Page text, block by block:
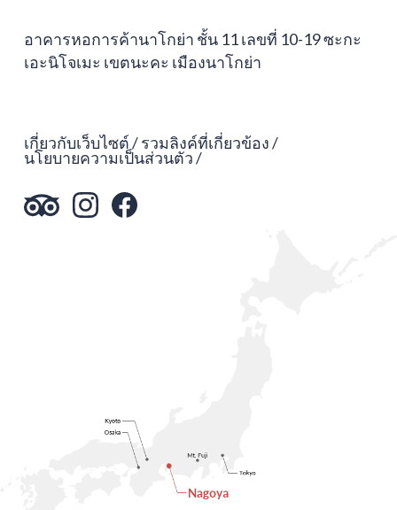
อาคารหอการค้านาโกย่า ชั้น 11 เลขที่ 10-19 ซะกะ
เอะนิโจเมะ เขตนะคะ เมืองนาโกย่า
เกี่ยวกับเว็บไซต์ รวมลิงค์ที่เกี่ยวข้อง
นโยบายความเป็นส่วนตัว